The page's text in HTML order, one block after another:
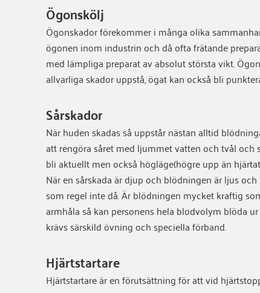
Ögonskölj
Ögonskador förekommer i många olika
ögonen inom industrin och då ofta frätande
med lämpliga preparat av absolut största vikt.
allvarliga skador uppstå, ögat kan också bli
Sårskador
När huden skadas så uppstår nästan alltid
att rengöra såret med ljummet vatten och tvål och
bli aktuellt men också högläge(högre upp än
När en sårskada är djup och blödningen är ljus
som regel inte då. Är blödningen mycket kraftig
armhåla så kan personens hela blodvolym blöda
krävs särskild övning och speciella förband.
Hjärtstartare
Hjärtstartare är en förutsättning för att vid